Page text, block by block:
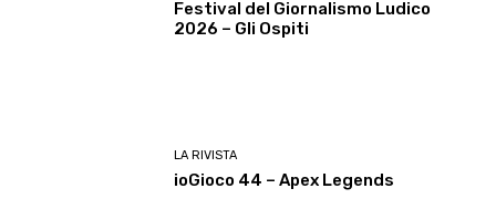
Festival del Giornalismo Ludico
2026 – Gli Ospiti
LA RIVISTA
ioGioco 44 – Apex Legends